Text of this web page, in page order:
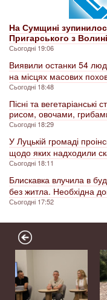
На Сумщині
Пригарського з Волині
Сьогодні 19:06
Виявили останки 54
на місцях масових
Сьогодні 18:48
Пісні та вегетаріанські
рисом, овочами,
Сьогодні 18:29
У Луцькій громаді
щодо яких надходили
Сьогодні 18:11
Блискавка влучила в
без житла. Необхідна
Сьогодні 17:52